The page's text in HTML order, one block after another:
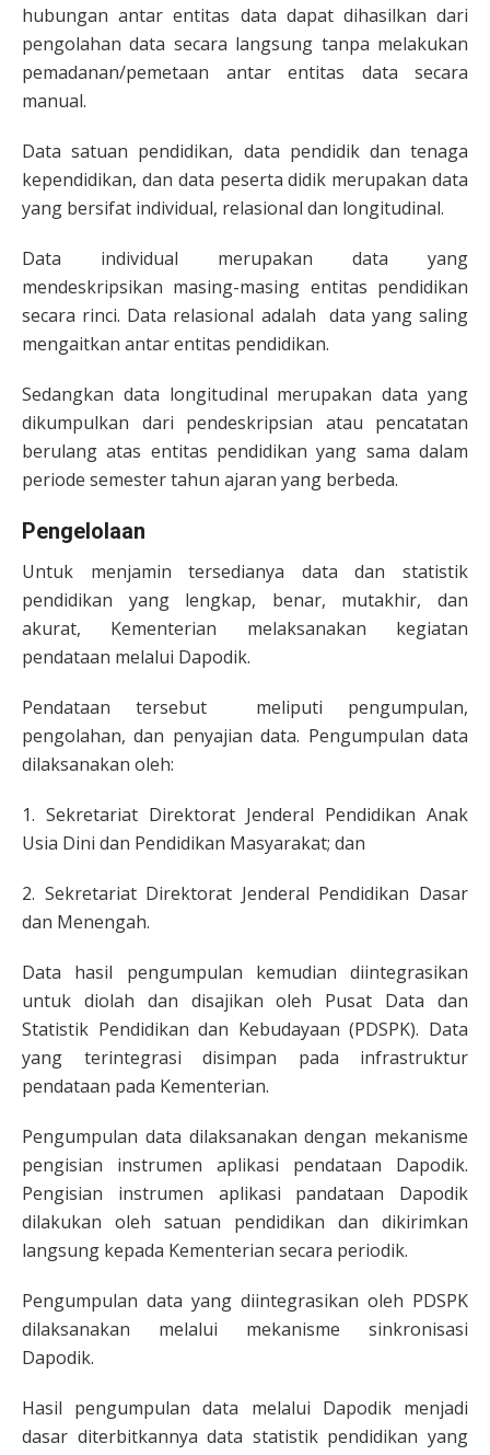
hubungan antar entitas data dapat dihasilkan dari
pengolahan data secara langsung tanpa melakukan
pemadanan/pemetaan antar entitas data secara
manual.
Data satuan pendidikan, data pendidik dan tenaga
kependidikan, dan data peserta didik merupakan data
yang bersifat individual, relasional dan longitudinal.
Data individual merupakan data yang
mendeskripsikan masing-masing entitas pendidikan
secara rinci. Data relasional adalah data yang saling
mengaitkan antar entitas pendidikan.
Sedangkan data longitudinal merupakan data yang
dikumpulkan dari pendeskripsian atau pencatatan
berulang atas entitas pendidikan yang sama dalam
periode semester tahun ajaran yang berbeda.
Pengelolaan
Untuk menjamin tersedianya data dan statistik
pendidikan yang lengkap, benar, mutakhir, dan
akurat, Kementerian melaksanakan kegiatan
pendataan melalui Dapodik.
Pendataan tersebut meliputi pengumpulan,
pengolahan, dan penyajian data. Pengumpulan data
dilaksanakan oleh:
1. Sekretariat Direktorat Jenderal Pendidikan Anak
Usia Dini dan Pendidikan Masyarakat; dan
2. Sekretariat Direktorat Jenderal Pendidikan Dasar
dan Menengah.
Data hasil pengumpulan kemudian diintegrasikan
untuk diolah dan disajikan oleh Pusat Data dan
Statistik Pendidikan dan Kebudayaan (PDSPK). Data
yang terintegrasi disimpan pada infrastruktur
pendataan pada Kementerian.
Pengumpulan data dilaksanakan dengan mekanisme
pengisian instrumen aplikasi pendataan Dapodik.
Pengisian instrumen aplikasi pandataan Dapodik
dilakukan oleh satuan pendidikan dan dikirimkan
langsung kepada Kementerian secara periodik.
Pengumpulan data yang diintegrasikan oleh PDSPK
dilaksanakan melalui mekanisme sinkronisasi
Dapodik.
Hasil pengumpulan data melalui Dapodik menjadi
dasar diterbitkannya data statistik pendidikan yang